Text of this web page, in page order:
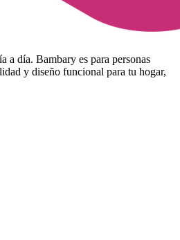
a día. Bambary es para personas
y diseño funcional para tu hogar,